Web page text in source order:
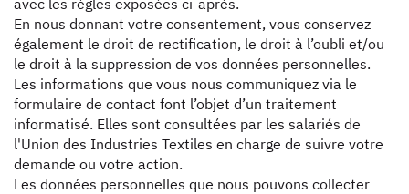
avec les règles exposées ci-après.
En nous donnant votre consentement, vous conservez
également le droit de rectification, le droit à l’oubli et/ou
le droit à la suppression de vos données personnelles.
Les informations que vous nous communiquez via le
formulaire de contact font l’objet d’un traitement
informatisé. Elles sont consultées par les salariés de
l'Union des Industries Textiles en charge de suivre votre
demande ou votre action.
Les données personnelles que nous pouvons collecter